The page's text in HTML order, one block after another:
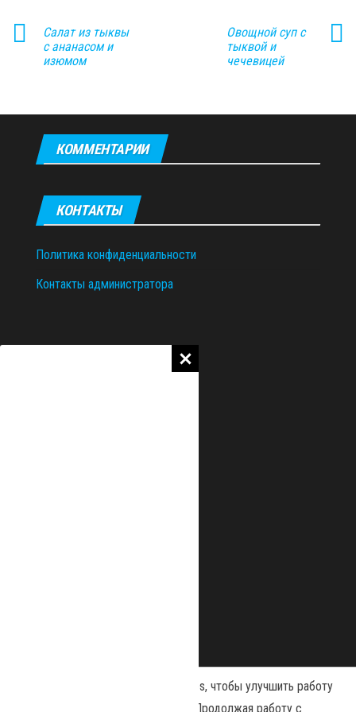
Салат из тыквы
с ананасом и
изюмом
Овощной суп с
тыквой и
чечевицей
КОММЕНТАРИИ
КОНТАКТЫ
Политика конфиденциальности
Контакты администратора
Наш сайт использует файлы cookies, чтобы улучшить работу
и повысить эффективность сайта. Продолжая работу с